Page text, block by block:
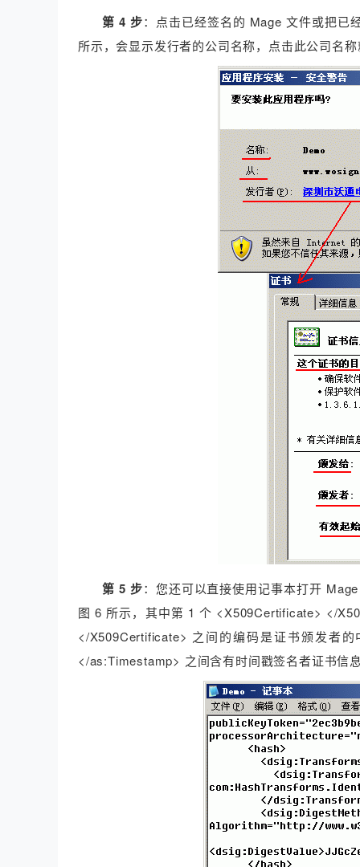
第 4 步：点击已经签名的 Mage 文件或把已
所示，会显示发行者的公司名称，点击此公司名
第 5 步：您还可以直接使用记事本打开
图 6 所示，其中第 1 个 <X509Certificate> </
</X509Certificate> 之间的编码是证书颁发者
</as:Timestamp> 之间含有时间戳签名者证书信